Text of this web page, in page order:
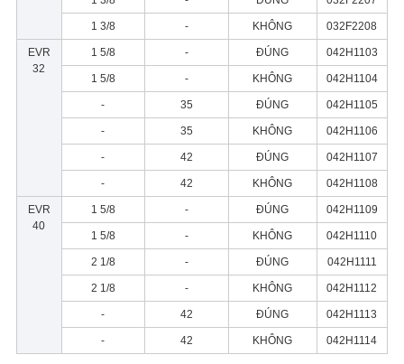
1 3/8 - KHÔNG 032F2208
EVR
32
1 5/8 - ĐÚNG 042H1103
1 5/8 - KHÔNG 042H1104
- 35 ĐÚNG 042H1105
- 35 KHÔNG 042H1106
- 42 ĐÚNG 042H1107
- 42 KHÔNG 042H1108
EVR
40
1 5/8 - ĐÚNG 042H1109
1 5/8 - KHÔNG 042H1110
2 1/8 - ĐÚNG 042H1111
2 1/8 - KHÔNG 042H1112
- 42 ĐÚNG 042H1113
- 42 KHÔNG 042H1114